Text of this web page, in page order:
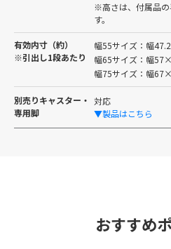
※高さは、付属品の
す。
有効内寸（約）
※引出し1段あたり
幅55サイズ：幅
幅65サイズ：幅
幅75サイズ：幅
別売りキャスター・
専用脚
対応
▼製品はこちら
おすすめ